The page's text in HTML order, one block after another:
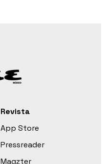
Revista
App Store
Pressreader
Magzter